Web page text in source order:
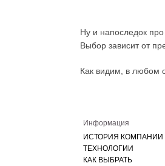
Ну и напоследок
Выбор зависит от
Как видим, в любом
Информация
ИСТОРИЯ КОМПАНИИ
ТЕХНОЛОГИИ
КАК ВЫБРАТЬ